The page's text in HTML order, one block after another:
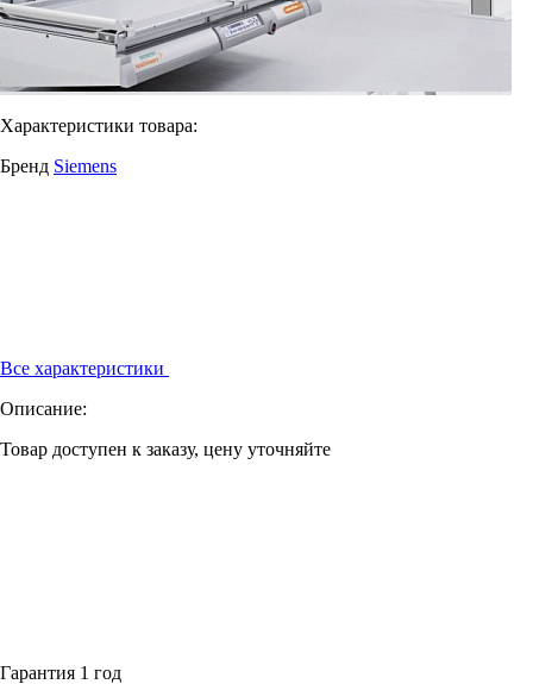
Характеристики товара:
Бренд Siemens
Все характеристики
Описание:
Товар доступен к заказу, цену уточняйте
Гарантия 1 год